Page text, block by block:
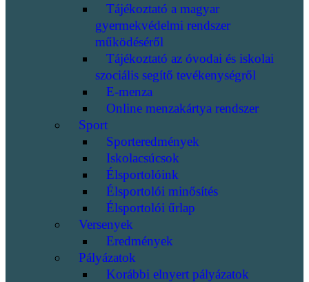
Tájékoztató a magyar
gyermekvédelmi rendszer
működéséről
Tájékoztató az óvodai és iskolai
szociális segítő tevékenységről
E-menza
Online menzakártya rendszer
Sport
Sporteredmények
Iskolacsúcsok
Élsportolóink
Élsportolói minősítés
Élsportolói űrlap
Versenyek
Eredmények
Pályázatok
Korábbi elnyert pályázatok